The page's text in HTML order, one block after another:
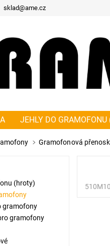
sklad@ame.cz
JEHLY DO GRAMOFONU
PRO GRAMOFONY
Gramofonová
(hroty)
gramofony
gramofony